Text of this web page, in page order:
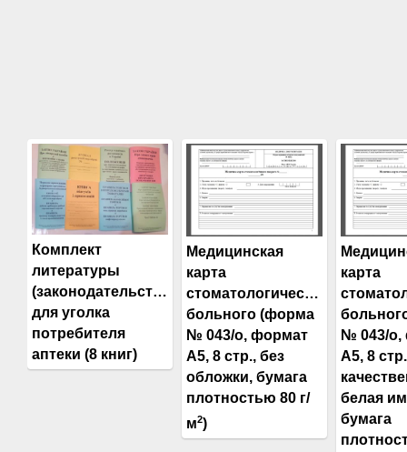
Комплект
литературы
(законодательства)
для уголка
потребителя
аптеки (8 книг)
Медицинская
карта
стоматологического
больного (форма
№ 043/о, формат
А5, 8 стр., без
обложки, бумага
плотностью 80 г/
м2)
карта
№ 043/о,
А5, 8
белая
бумага